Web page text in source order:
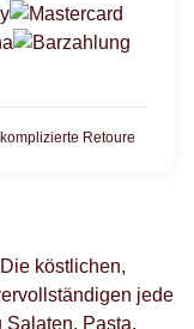
Retoure
köstlichen,
jede
Salaten, Pasta,